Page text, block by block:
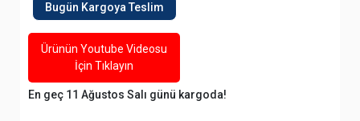
Bugün Kargoya Teslim
Ürünün Youtube Videosu
İçin Tıklayın
En geç 11 Ağustos Salı günü kargoda!